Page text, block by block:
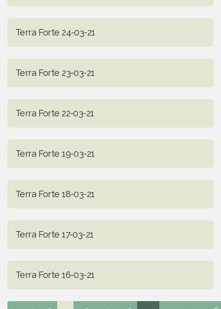
Terra Forte 24-03-21
Terra Forte 23-03-21
Terra Forte 22-03-21
Terra Forte 19-03-21
Terra Forte 18-03-21
Terra Forte 17-03-21
Terra Forte 16-03-21